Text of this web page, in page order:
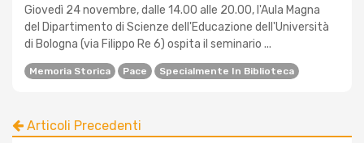
Giovedì 24 novembre, dalle 14.00 alle 20.00, l'Aula Magna
del Dipartimento di Scienze dell'Educazione dell'Università
di Bologna (via Filippo Re 6) ospita il seminario ...
Memoria Storica Pace Specialmente In Biblioteca
Articoli Precedenti